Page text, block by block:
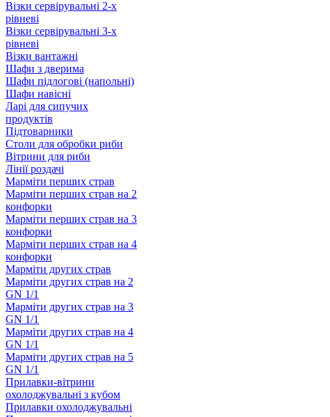
Візки сервірувальні 2-х
рівневі
Візки сервірувальні 3-х
рівневі
Візки вантажні
Шафи з дверима
Шафи підлогові (напольні)
Шафи навісні
Ларі для сипучих
продуктів
Підтоварники
Столи для обробки риби
Вітрини для риби
Лінії роздачі
Марміти перших страв
Марміти перших страв на 2
конфорки
Марміти перших страв на 3
конфорки
Марміти перших страв на 4
конфорки
Марміти других страв
Марміти других страв на 2
GN 1/1
Марміти других страв на 3
GN 1/1
Марміти других страв на 4
GN 1/1
Марміти других страв на 5
GN 1/1
Прилавки-вітрини
охолоджувальні з кубом
Прилавки охолоджувальні